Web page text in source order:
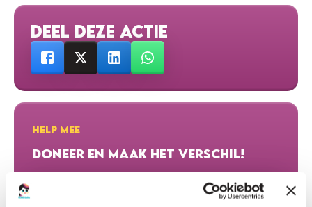
DEEL DEZE ACTIE
HELP MEE
DONEER EN MAAK HET VERSCHIL!